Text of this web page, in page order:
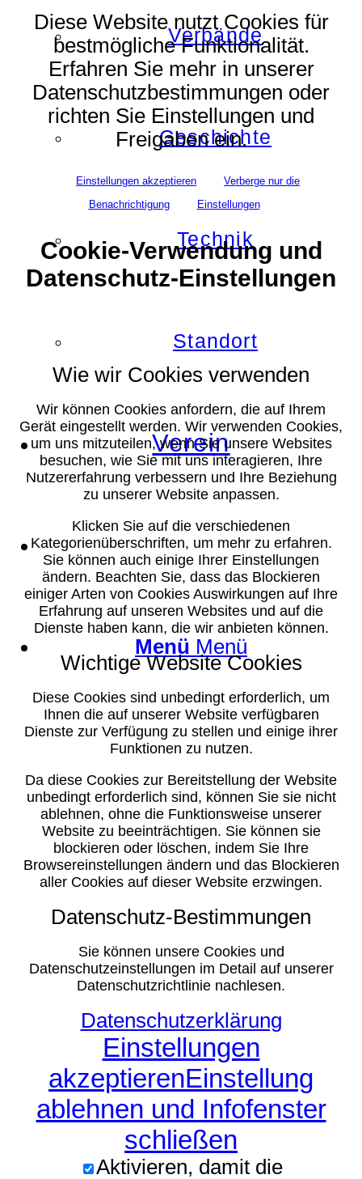
Verbände
Geschichte
Technik
Standort
Verein
Suche
Menü Menü
Diese Website nutzt Cookies für
bestmögliche Funktionalität.
Erfahren Sie mehr in unserer
Datenschutzbestimmungen oder
richten Sie Einstellungen und
Freigaben ein.
Einstellungen akzeptieren
Verberge nur die
Benachrichtigung
Einstellungen
Cookie-Verwendung und
Datenschutz-Einstellungen
Wie wir Cookies verwenden
Wir können Cookies anfordern, die auf Ihrem
Gerät eingestellt werden. Wir verwenden Cookies,
um uns mitzuteilen, wenn Sie unsere Websites
besuchen, wie Sie mit uns interagieren, Ihre
Nutzererfahrung verbessern und Ihre Beziehung
zu unserer Website anpassen.
Klicken Sie auf die verschiedenen
Kategorienüberschriften, um mehr zu erfahren.
Sie können auch einige Ihrer Einstellungen
ändern. Beachten Sie, dass das Blockieren
einiger Arten von Cookies Auswirkungen auf Ihre
Erfahrung auf unseren Websites und auf die
Dienste haben kann, die wir anbieten können.
Wichtige Website Cookies
Diese Cookies sind unbedingt erforderlich, um
Ihnen die auf unserer Website verfügbaren
Dienste zur Verfügung zu stellen und einige ihrer
Funktionen zu nutzen.
Da diese Cookies zur Bereitstellung der Website
unbedingt erforderlich sind, können Sie sie nicht
ablehnen, ohne die Funktionsweise unserer
Website zu beeinträchtigen. Sie können sie
blockieren oder löschen, indem Sie Ihre
Browsereinstellungen ändern und das Blockieren
aller Cookies auf dieser Website erzwingen.
Datenschutz-Bestimmungen
Sie können unsere Cookies und
Datenschutzeinstellungen im Detail auf unserer
Datenschutzrichtlinie nachlesen.
Datenschutzerklärung
Einstellungen
akzeptierenEinstellung
ablehnen und Infofenster
schließen
Aktivieren, damit die